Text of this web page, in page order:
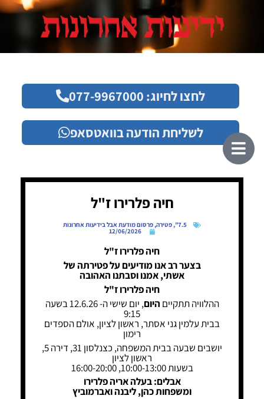
לחצו לחיוג: 077-9967000
לשליחת הודעה בוואטסאפ
חיה פלרירו ז"ל
7.5"
,פטירה,פרסום מודעת אבל בידיעות אחרונות
12/06/2026
חיה פלרירו ז"ל
בצער רב אנו מודיעים על פטירתה של
אשתי, אמנו וסבתנו האהובה
חיה פלרירו ז"ל
ההלוויה תתקיים היום , יום שישי ה- 12.6.26 בשעה
9:15
בבית עלמין גני אסתר, ראשון לציון, אולם הספדים
רימון
יושבים שבעה בבית המשפחה, כצנלסון 31, דירה 5,
ראשון לציון
בשעות 10:00-13:00, 16:00-20:00
אבלים: בעלה אריה פלרירו
ומשפחות כהן, ליבנה ואברמוביץ